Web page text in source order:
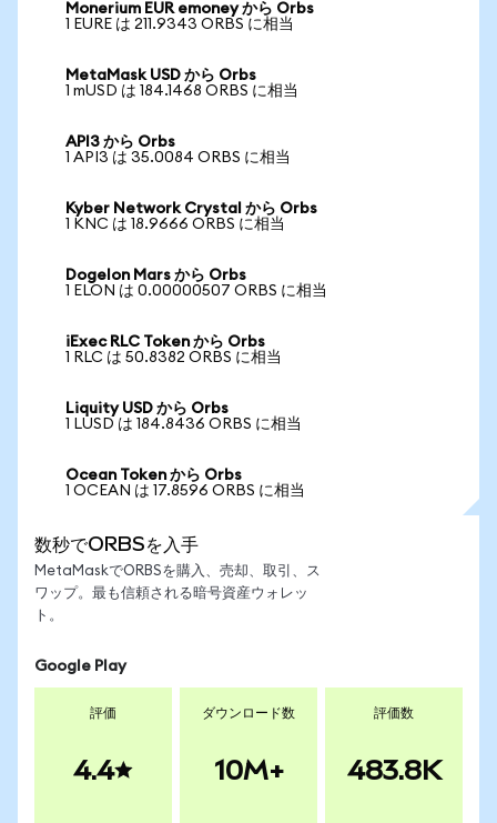
Monerium EUR emoney から Orbs
1 EURE は 211.9343 ORBS に相当
MetaMask USD から Orbs
1 mUSD は 184.1468 ORBS に相当
API3 から Orbs
1 API3 は 35.0084 ORBS に相当
Kyber Network Crystal から Orbs
1 KNC は 18.9666 ORBS に相当
Dogelon Mars から Orbs
1 ELON は 0.00000507 ORBS に相当
iExec RLC Token から Orbs
1 RLC は 50.8382 ORBS に相当
Liquity USD から Orbs
1 LUSD は 184.8436 ORBS に相当
Ocean Token から Orbs
1 OCEAN は 17.8596 ORBS に相当
数秒でORBSを入手
MetaMaskでORBSを購入、売却、取引、ス
ワップ。最も信頼される暗号資産ウォレッ
ト。
Google Play
評価
4.4
ダウンロード数
10M+
評価数
483.8K